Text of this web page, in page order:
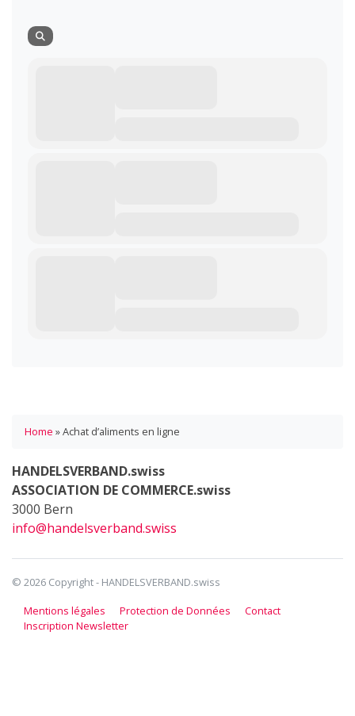
Home »Achat d’aliments en ligne
HANDELSVERBAND.swiss
ASSOCIATION DE COMMERCE.swiss
3000 Bern
info@handelsverband.swiss
© 2026 Copyright - HANDELSVERBAND.swiss
Mentions légales
Protection de Données
Contact
Inscription Newsletter